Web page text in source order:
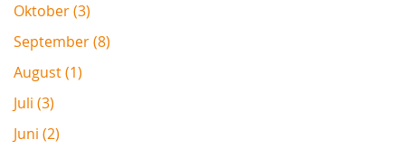
Oktober (3)
September (8)
August (1)
Juli (3)
Juni (2)